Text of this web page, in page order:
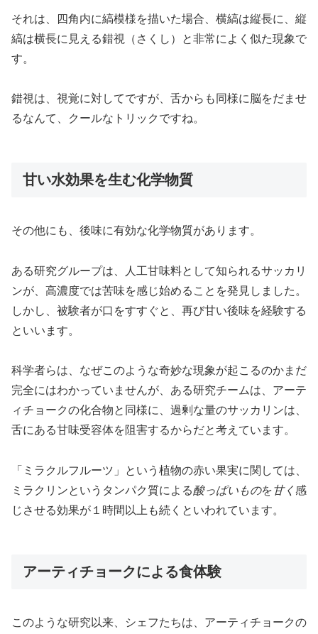
それは、四角内に縞模様を描いた場合、横縞は縦長に、縦
縞は横長に見える錯視（さくし）と非常によく似た現象で
す。
錯視は、視覚に対してですが、舌からも同様に脳をだませ
るなんて、クールなトリックですね。
甘い水効果を生む化学物質
その他にも、後味に有効な化学物質があります。
ある研究グループは、人工甘味料として知られるサッカリ
ンが、高濃度では苦味を感じ始めることを発見しました。
しかし、被験者が口をすすぐと、再び甘い後味を経験する
といいます。
科学者らは、なぜこのような奇妙な現象が起こるのかまだ
完全にはわかっていませんが、ある研究チームは、アーテ
ィチョークの化合物と同様に、過剰な量のサッカリンは、
舌にある甘味受容体を阻害するからだと考えています。
「ミラクルフルーツ」という植物の赤い果実に関しては、
ミラクリンというタンパク質による酸っぱいものを甘く感
じさせる効果が１時間以上も続くといわれています。
アーティチョークによる食体験
このような研究以来、シェフたちは、アーティチョークの